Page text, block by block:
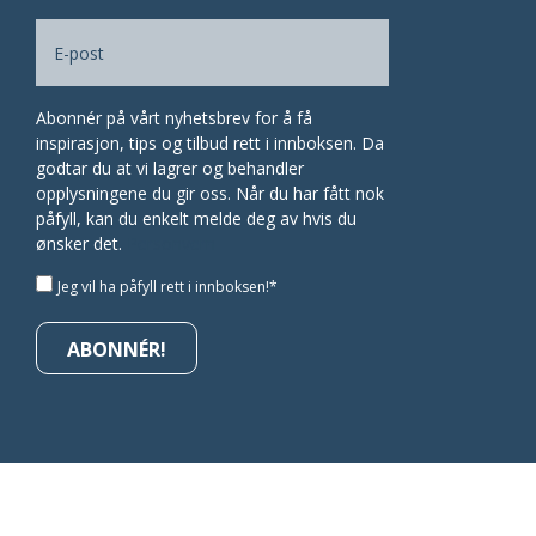
E-
post
(Påkrevd)
Abonnér på vårt nyhetsbrev for å få
inspirasjon, tips og tilbud rett i innboksen. Da
godtar du at vi lagrer og behandler
opplysningene du gir oss. Når du har fått nok
påfyll, kan du enkelt melde deg av hvis du
ønsker det.
(Påkrevd)
Jeg vil ha påfyll rett i innboksen!*
ABONNÉR!